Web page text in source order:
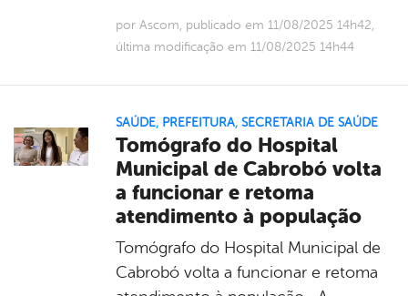
por Ascom, publicado em 11/08/2025 14h42,
última modificação em 11/08/2025 14h44
SAÚDE, PREFEITURA, SECRETARIA DE SAÚDE
Tomógrafo do Hospital
Municipal de Cabrobó volta
a funcionar e retoma
atendimento à população
Tomógrafo do Hospital Municipal de
Cabrobó volta a funcionar e retoma